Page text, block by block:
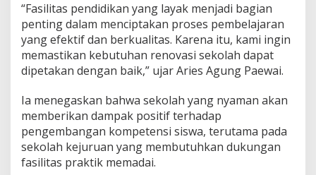
a
n
g
P
e
b
e
l
a
j
a
“Fasilitas pendidikan yang layak menjadi bagian
penting dalam menciptakan proses pembelajaran
yang efektif dan berkualitas. Karena itu, kami ingin
memastikan kebutuhan renovasi sekolah dapat
dipetakan dengan baik,” ujar Aries Agung Paewai.
Ia menegaskan bahwa sekolah yang nyaman akan
memberikan dampak positif terhadap
pengembangan kompetensi siswa, terutama pada
sekolah kejuruan yang membutuhkan dukungan
fasilitas praktik memadai.